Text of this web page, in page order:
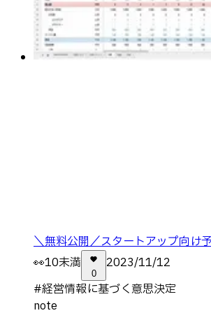
＼無料公開／スタートアップ向け
👀10未満
0
2023/11/12
#経営情報に基づく意思決定
note